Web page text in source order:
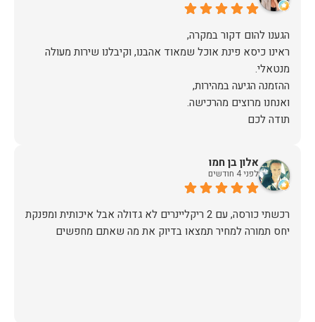
ראינו כיסא פינת אוכל שמאוד אהבנו, וקיבלנו שירות מעולה
תודה לכם
אלון בן חמו
לפני 4 חודשים
יחס תמורה למחיר תמצאו בדיוק את מה שאתם מחפשים